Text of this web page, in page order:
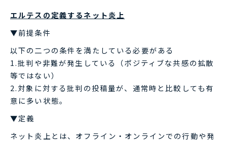
エルテスの定義するネット炎上
▼前提条件
以下の二つの条件を満たしている必要がある
1.批判や非難が発生している（ポジティブな共感の拡散
等ではない）
2.対象に対する批判の投稿量が、通常時と比較しても有
意に多い状態。
▼定義
ネット炎上とは、オフライン・オンラインでの行動や発